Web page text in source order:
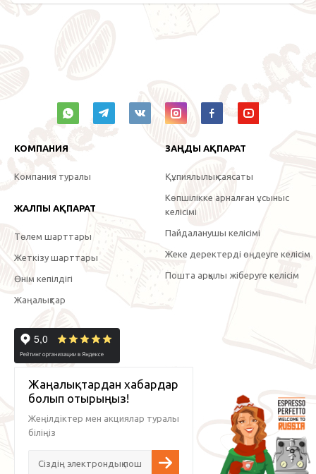
КОМПАНИЯ
Компания туралы
ЖАЛПЫ АҚПАРАТ
Төлем шарттары
Жеткізу шарттары
Өнім кепілдігі
Жаңалықтар
ЗАҢДЫ АҚПАРАТ
Құпиялылық саясаты
Көпшілікке арналған ұсыныс
келісімі
Пайдаланушы келісімі
Жеке деректерді өңдеуге келісім
Пошта арқылы жіберуге келісім
Жаңалықтардан хабардар
болып отырыңыз!
Жеңілдіктер мен акциялар туралы
біліңіз